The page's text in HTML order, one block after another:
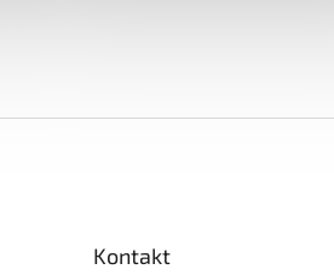
Kontakt